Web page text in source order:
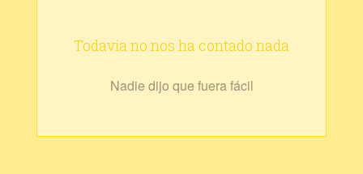
Todavía no nos ha contado nada
Nadie dijo que fuera fácil